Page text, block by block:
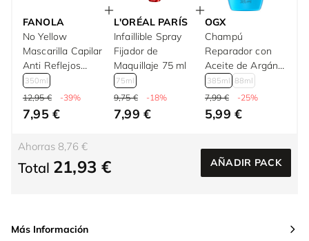
FANOLA
No Yellow
Mascarilla Capilar
Anti Reflejos
Amarillos 350 ml
350ml
12,95 € -39%
7,95 €
L'ORÉAL PARÍS
Infaillible Spray
Fijador de
Maquillaje 75 ml
75ml
9,75 € -18%
7,99 €
OGX
Champú
Reparador con
Aceite de Argán
Cabello Seco 385
ml
385ml 88ml
7,99 € -25%
5,99 €
Ahorras 8,76 €
Total 21,93 € AÑADIR PACK
Más Información